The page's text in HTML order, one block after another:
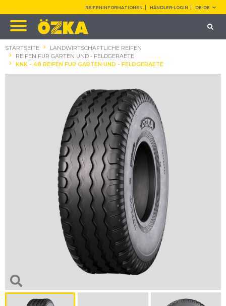
REIFENINFORMATIONEN HÄNDLER-LOGIN DE-DE
STARTSEITE
LANDWIRTSCHAFTLICHE REIFEN
REIFEN FUR GARTEN UND - FELDGERAETE
KNK - 48 REIFEN FUR GARTEN UND - FELDGERAETE